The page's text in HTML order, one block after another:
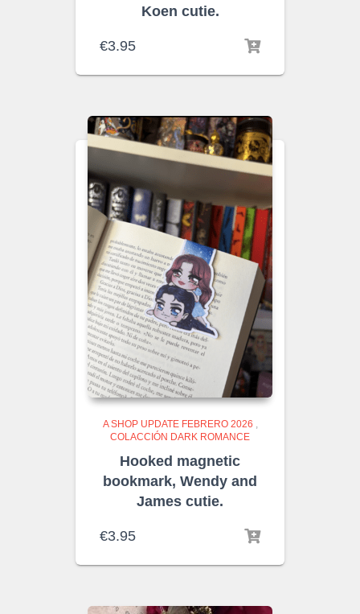
Koen cutie.
€3.95
A SHOP UPDATE FEBRERO 2026 ,
COLACCIÓN DARK ROMANCE
Hooked magnetic
bookmark, Wendy and
James cutie.
€3.95